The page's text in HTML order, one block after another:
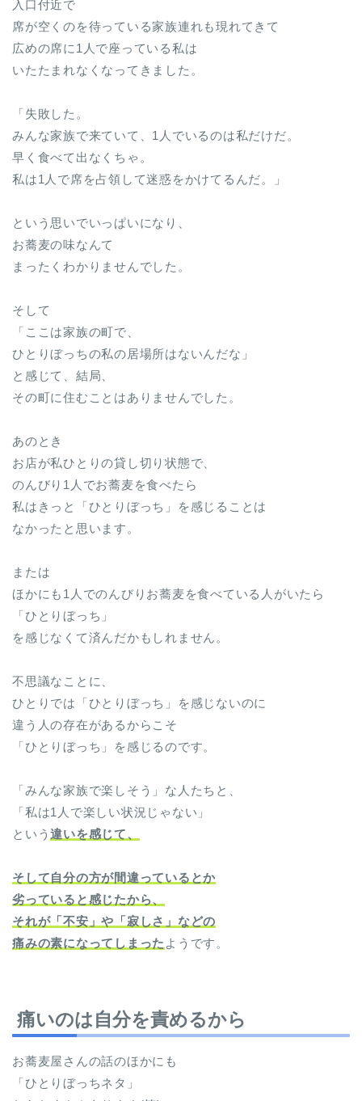
入口付近で
席が空くのを待っている家族連れも現れてきて
広めの席に1人で座っている私は
いたたまれなくなってきました。
「失敗した。
みんな家族で来ていて、1人でいるのは私だけだ。
早く食べて出なくちゃ。
私は1人で席を占領して迷惑をかけてるんだ。」
という思いでいっぱいになり、
お蕎麦の味なんて
まったくわかりませんでした。
そして
「ここは家族の町で、
ひとりぼっちの私の居場所はないんだな」
と感じて、結局、
その町に住むことはありませんでした。
あのとき
お店が私ひとりの貸し切り状態で、
のんびり1人でお蕎麦を食べたら
私はきっと「ひとりぼっち」を感じることは
なかったと思います。
または
ほかにも1人でのんびりお蕎麦を食べている人がいたら
「ひとりぼっち」
を感じなくて済んだかもしれません。
不思議なことに、
ひとりでは「ひとりぼっち」を感じないのに
違う人の存在があるからこそ
「ひとりぼっち」を感じるのです。
「みんな家族で楽しそう」な人たちと、
「私は1人で楽しい状況じゃない」
という違いを感じて、
そして自分の方が間違っているとか
劣っていると感じたから、
それが「不安」や「寂しさ」などの
痛みの素になってしまった ようです。
痛いのは自分を責めるから
お蕎麦屋さんの話のほかにも
「ひとりぼっちネタ」